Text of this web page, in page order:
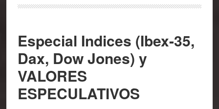
Especial Indices (Ibex-35,
Dax, Dow Jones) y
VALORES
ESPECULATIVOS